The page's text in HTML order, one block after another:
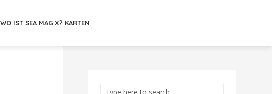
WO IST SEA MAGIX? KARTEN